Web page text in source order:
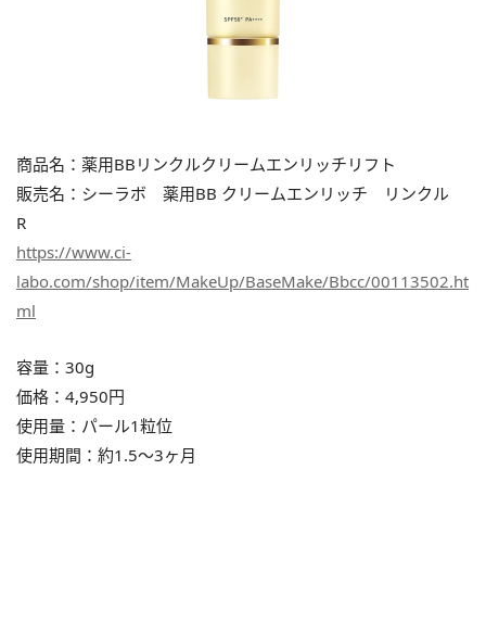
商品名：薬用BBリンクルクリームエンリッチリフト
販売名：シーラボ 薬用BB クリームエンリッチ リンクル
R
https://www.ci-
labo.com/shop/item/MakeUp/BaseMake/Bbcc/00113502.ht
ml
容量：30g
価格：4,950円
使用量：パール1粒位
使用期間：約1.5〜3ヶ月